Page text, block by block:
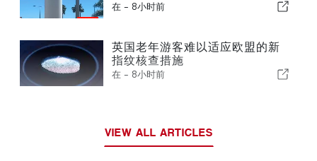
在 - 8小时前
英国老年游客难以适应欧盟的新
指纹核查措施
在 - 8小时前
VIEW ALL ARTICLES